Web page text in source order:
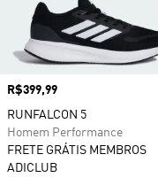
Preço
R$399,99
RUNFALCON 5
Homem Performance
FRETE GRÁTIS MEMBROS
ADICLUB